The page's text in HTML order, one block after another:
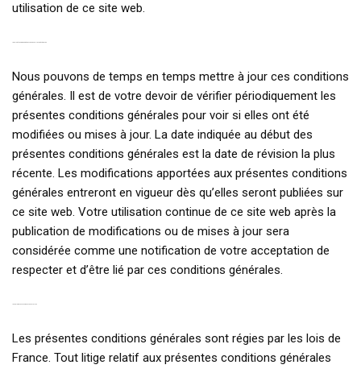
utilisation de ce site web.
Nous pouvons de temps en temps mettre à jour ces conditions
générales. Il est de votre devoir de vérifier périodiquement les
présentes conditions générales pour voir si elles ont été
modifiées ou mises à jour. La date indiquée au début des
présentes conditions générales est la date de révision la plus
récente. Les modifications apportées aux présentes conditions
générales entreront en vigueur dès qu’elles seront publiées sur
ce site web. Votre utilisation continue de ce site web après la
publication de modifications ou de mises à jour sera
considérée comme une notification de votre acceptation de
respecter et d’être lié par ces conditions générales.
Les présentes conditions générales sont régies par les lois de
France. Tout litige relatif aux présentes conditions générales